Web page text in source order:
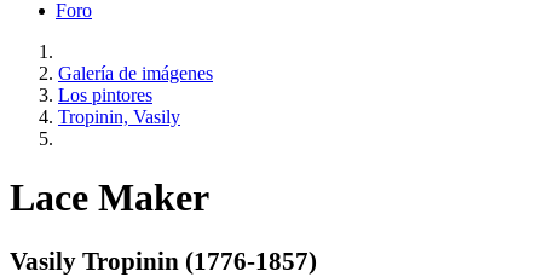
Foro
Galería de imágenes
Los pintores
Tropinin, Vasily
Lace Maker
Vasily Tropinin (1776-1857)